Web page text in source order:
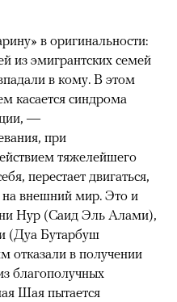
в оригинальности:
из эмигрантских семей
в кому. В этом
касается синдрома
—
при
тяжелейшего
перестает двигаться,
на внешний мир. Это и
Нур (Саид Эль Алами),
(Дуа Бутарбуш
отказали в получении
благополучных
Шая пытается